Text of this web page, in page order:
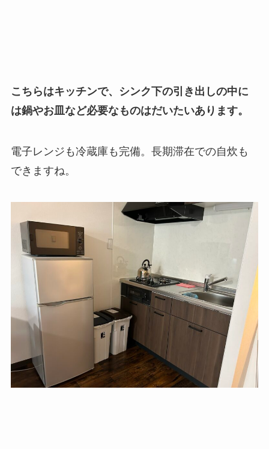
こちらはキッチンで、シンク下の引き出しの中に
は鍋やお皿など必要なものはだいたいあります。
電子レンジも冷蔵庫も完備。長期滞在での自炊も
できますね。